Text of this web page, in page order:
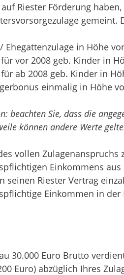
Riester Förderung
gemeint.
Ehegattenzulage in Höhe
vor 2008 geb. Kinder in
ab 2008 geb. Kinder in
einmalig in Höhe
beachten Sie, dass die
können andere Werte
vollen Zulagenanspruchs
Einkommens
seinen Riester Vertrag
Einkommen in
30.000 Euro Brutto
Euro) abzüglich Ihres